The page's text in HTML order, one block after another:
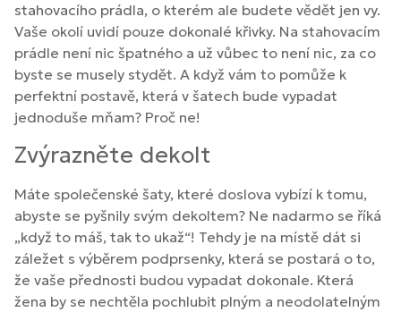
stahovacího prádla, o kterém ale budete vědět jen vy.
Vaše okolí uvidí pouze dokonalé křivky. Na stahovacím
prádle není nic špatného a už vůbec to není nic, za co
byste se musely stydět. A když vám to pomůže k
perfektní postavě, která v šatech bude vypadat
jednoduše mňam? Proč ne!
Zvýrazněte dekolt
Máte společenské šaty, které doslova vybízí k tomu,
abyste se pyšnily svým dekoltem? Ne nadarmo se říká
„když to máš, tak to ukaž“! Tehdy je na místě dát si
záležet s výběrem podprsenky, která se postará o to,
že vaše přednosti budou vypadat dokonale. Která
žena by se nechtěla pochlubit plným a neodolatelným